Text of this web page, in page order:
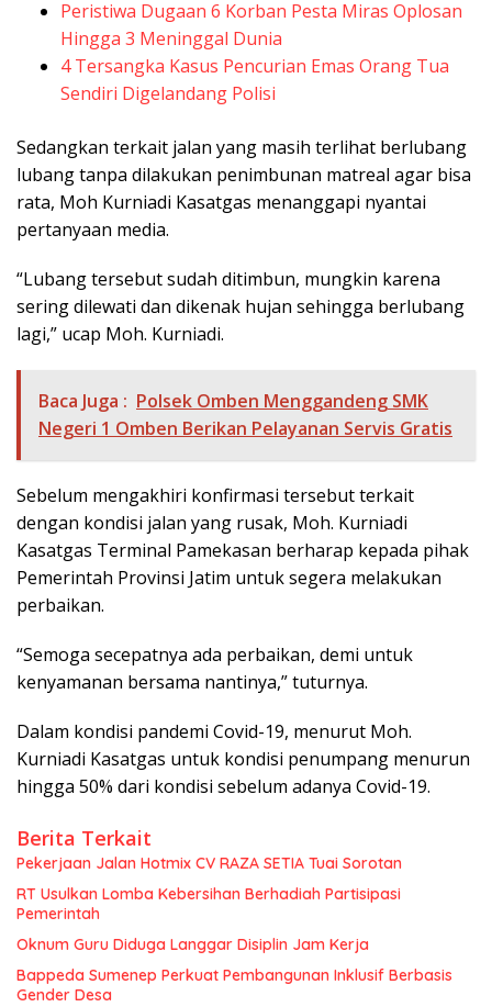
Peristiwa Dugaan 6 Korban Pesta Miras Oplosan
Hingga 3 Meninggal Dunia
4 Tersangka Kasus Pencurian Emas Orang Tua
Sendiri Digelandang Polisi
Sedangkan terkait jalan yang masih terlihat berlubang
lubang tanpa dilakukan penimbunan matreal agar bisa
rata, Moh Kurniadi Kasatgas menanggapi nyantai
pertanyaan media.
“Lubang tersebut sudah ditimbun, mungkin karena
sering dilewati dan dikenak hujan sehingga berlubang
lagi,” ucap Moh. Kurniadi.
Baca Juga : Polsek Omben Menggandeng SMK
Negeri 1 Omben Berikan Pelayanan Servis Gratis
Sebelum mengakhiri konfirmasi tersebut terkait
dengan kondisi jalan yang rusak, Moh. Kurniadi
Kasatgas Terminal Pamekasan berharap kepada pihak
Pemerintah Provinsi Jatim untuk segera melakukan
perbaikan.
“Semoga secepatnya ada perbaikan, demi untuk
kenyamanan bersama nantinya,” tuturnya.
Dalam kondisi pandemi Covid-19, menurut Moh.
Kurniadi Kasatgas untuk kondisi penumpang menurun
hingga 50% dari kondisi sebelum adanya Covid-19.
Berita Terkait
Pekerjaan Jalan Hotmix CV RAZA SETIA Tuai Sorotan
RT Usulkan Lomba Kebersihan Berhadiah Partisipasi
Pemerintah
Oknum Guru Diduga Langgar Disiplin Jam Kerja
Bappeda Sumenep Perkuat Pembangunan Inklusif Berbasis
Gender Desa